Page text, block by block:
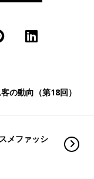
の動向（第18回）
メファッシ